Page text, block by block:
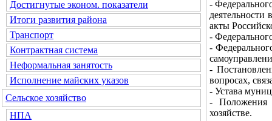
Достигнутые эконом. показатели
Итоги развития района
Транспорт
Контрактная система
Неформальная занятость
Исполнение майских указов
Сельское хозяйство
НПА
-
акты
-
-
-
вопросах,
- Устава
- Положения
хозяйстве.